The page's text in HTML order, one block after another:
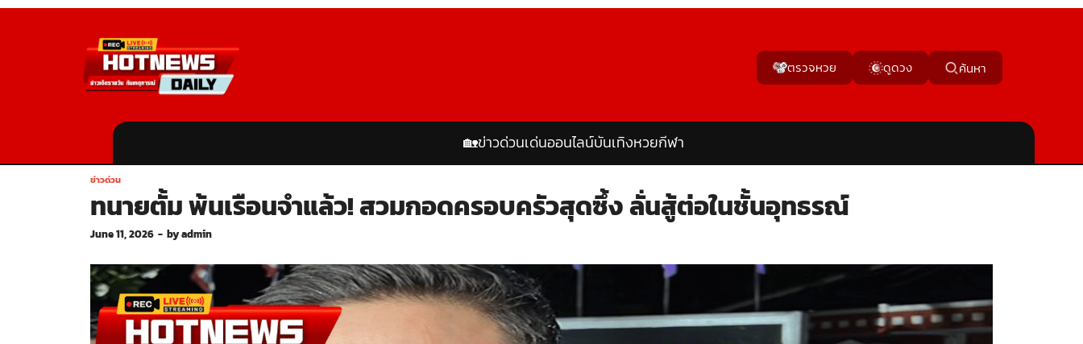
ตรวจหวย ดูดวง ค้นหา
🏡ข่าวด่วนเด่นออนไลน์บันเทิงหวยกีฬา
ข่าวด่วน
ทนายตั้ม พ้นเรือนจำแล้ว! สวมกอดครอบครัวสุดซึ้ง ลั่นสู้ต่อในชั้นอุทธรณ์
June 11, 2026 - byadmin